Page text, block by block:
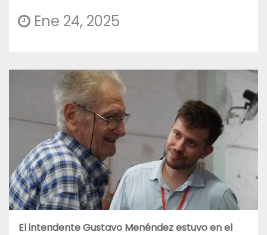
Ene 24, 2025
El intendente Gustavo Menéndez estuvo en el